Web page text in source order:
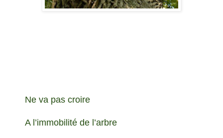
Ne va pas croire
A l’immobilité de l’arbre